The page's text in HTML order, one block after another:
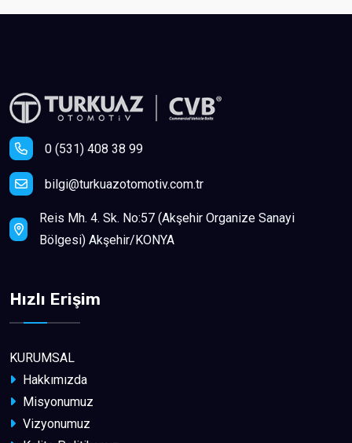
0 (531) 408 38 99
bilgi@turkuazotomotiv.com.tr
Reis Mh. 4. Sk. No:57 (Akşehir Organize Sanayi
Bölgesi) Akşehir/KONYA
Hızlı Erişim
KURUMSAL
Hakkımızda
Misyonumuz
Vizyonumuz